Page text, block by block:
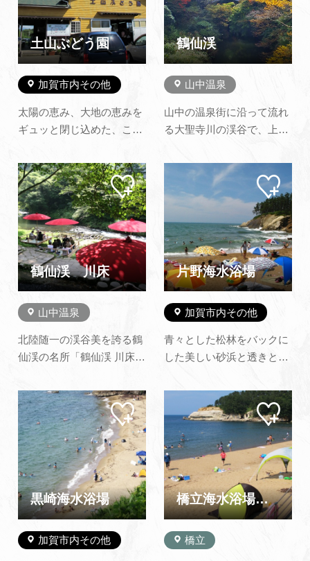
土山ぶどう園
加賀市内その他
太陽の恵み、大地の恵みを
ギュッと閉じ込めた、こだ
もちろん、ぶどう狩り、各
地発送も承ります。また、
当園には、全天候型のバー
ベキューハウスが併設して
あります。 最大収容人数は
144人で、御家族、御友人
などのグループでワイワイ
楽しく過…
鶴仙渓
山中温泉
山中の温泉街に沿って流れ
る大聖寺川の渓谷で、上流
での約1.3ｋｍの区間をいい
ます。渓谷沿いには遊歩道
が整備されています。 Ｓ字
型の斬新なデザインのあや
とりはし、総檜造りのこお
ろぎ橋めぐりも楽しく、紅
葉の時期の眺めは格別で
す。また…
鶴仙渓 川床
山中温泉
北陸随一の渓谷美を誇る鶴
仙渓の名所「鶴仙渓 川床」
の流れ、野鳥のさえず
り…。清らかな川のせせら
ぎを耳に、春は新緑、秋は
紅葉を眺めながら、ここに
しかない風情あるひととき
をお過ごしください。 さら
に、山中出身の和の鉄人…
マイ
ペー
ジに
追加
片野海水浴場
加賀市内その他
青々とした松林をバックに
した美しい砂浜と透きとお
す。 天気の良い日には、
延々と続く海岸線の向こう
に景勝地として有名な福井
県の「東尋坊」の沖合いに
浮かぶ無人島「雄島」おし
まを眺めることもできま
す。 海の家が1軒あり、
シ…
マイ
ペー
ジに
追加
黒崎海水浴場
加賀市内その他
マイ
ペー
ジに
追加
橋立海水浴場（橋立マリンビーチ）
橋立
マイ
ペー
ジに
追加